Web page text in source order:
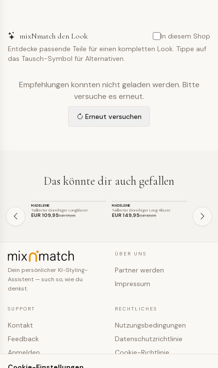
mixNmatch den Look
In diesem Shop
Entdecke passende Teile für einen kompletten Look. Tippe auf
das Tausch-Symbol für Alternativen.
Empfehlungen konnten nicht geladen werden. Bitte
versuche es erneut.
Erneut versuchen
Das könnte dir auch gefallen
SALE
MADELEINE
Taillierter Einreihiger Longblazer
EUR 109,95EUR 179,95
SALE
MADELEINE
Taillierter Einreihiger Long-Blazer
EUR 149,95EUR 189,95
SALE
EUR 119
Dein persönlicher KI-Styling-
Assistent — such so, wie du
denkst.
ÜBER UNS
Partner werden
Impressum
SUPPORT
Kontakt
Feedback
Anmelden
Registrieren
RECHTLICHES
Nutzungsbedingungen
Datenschutzrichtlinie
Cookie-Richtlinie